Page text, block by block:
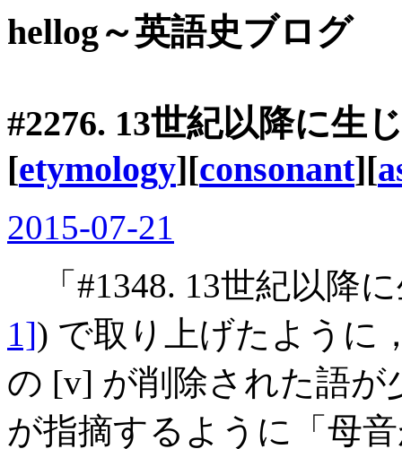
hellog～英語史ブログ
#2276. 13世紀以降に生
[etymology][consonant][
2015-07-21
「#1348. 13世紀以降
1]) で取り上げたように
の [v] が削除された語が
が指摘するように「母